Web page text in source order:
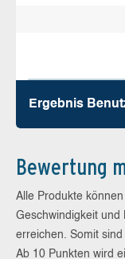
Ergebnis
Bewertung
Alle Produkte
Geschwindigkeit und
erreichen. Somit
Ab 10 Punkten wird